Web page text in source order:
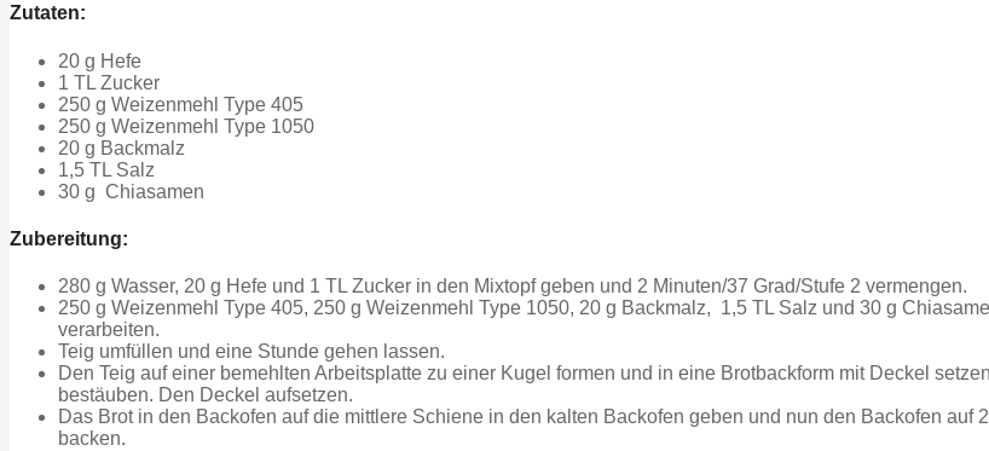
Zutaten:
20 g Hefe
1 TL Zucker
250 g Weizenmehl Type 405
250 g Weizenmehl Type 1050
20 g Backmalz
1,5 TL Salz
30 g Chiasamen
Zubereitung:
280 g Wasser, 20 g Hefe und 1 TL Zucker in den Mixtopf geben und 2 Minuten/37 Grad/Stufe 2 vermengen.
250 g Weizenmehl Type 405, 250 g Weizenmehl Type 1050, 20 g Backmalz, 1,5 TL Salz und 30 g
verarbeiten.
Teig umfüllen und eine Stunde gehen lassen.
Den Teig auf einer bemehlten Arbeitsplatte zu einer Kugel formen und in eine Brotbackform mit Deckel
bestäuben. Den Deckel aufsetzen.
Das Brot in den Backofen auf die mittlere Schiene in den kalten Backofen geben und nun den Backofen
backen.